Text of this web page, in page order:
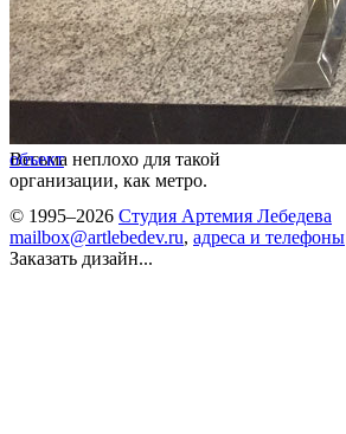
Весьма неплохо для такой
организации, как метро.
объект
© 1995–2026 Студия Артемия Лебедева
mailbox@artlebedev.ru, адреса и телефоны
Заказать дизайн...